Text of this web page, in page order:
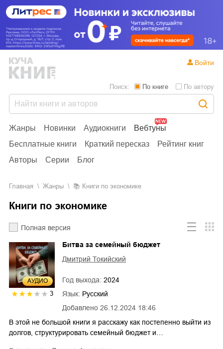
Жанры Новинки Аудиокниги
Вебтуны
Бесплатные книги
Краткий пересказ
Рейтинг книг
Авторы
Серии Блог
Поиск: По книге По автору
Войти
Главная Жанры Книги по экономике
Книги по экономике
Полная версия
AУДИО
3
Добавлено 26.12.2024 18:46
Битва за семейный бюджет
Дмитрий Токийский
Год выхода: 2024
Язык: Русский
В этой не большой книги я расскажу как постепенно выйти из
долгов, структурировать семейный бюджет и…